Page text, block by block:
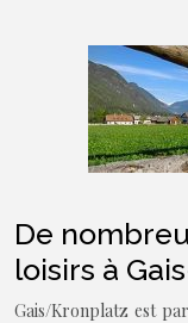
De
loisirs à
Gais/Kronplatz est